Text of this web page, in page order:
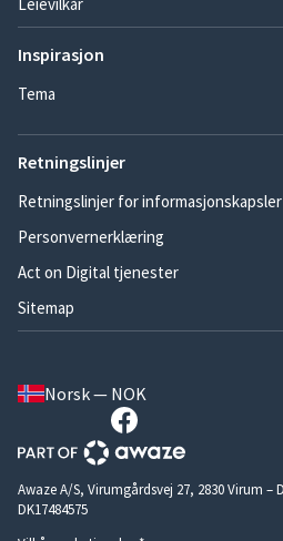
Inspirasjon
Tema
Retningslinjer
Retningslinjer for informasjonskapsler
Personvernerklæring
Act on Digital tjenester
Sitemap
Norsk — NOK
Awaze A/S, Virumgårdsvej 27, 2830 Virum –
DK17484575